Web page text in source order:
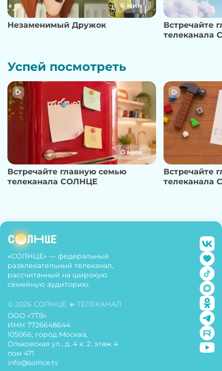
6 мин
Незаменимый Дружок
Встречайте
телеканала
Успей посмотреть
0 мин
Встречайте главную семью
телеканала СОЛНЦЕ
Встречайте
телеканала
«СОЛНЦЕ» — федеральный
развлекательный телеканал,
рассчитанный на широкую
семейную аудиторию.
© 2026 СОЛНЦЕ ☀️ ТЕЛЕКАНАЛ
ООО «7ТВ»
ИНН 7726648644
105066, город Москва,
Ольховская ул., д. 4 к. 2, этаж 4
пом 471
info@solnce.tv